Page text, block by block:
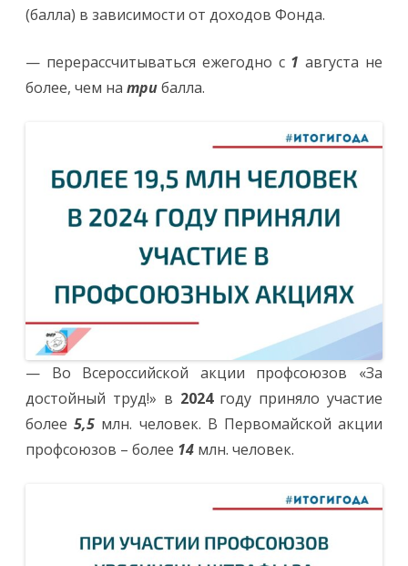
(балла) в зависимости от доходов Фонда.
— перерассчитываться ежегодно с 1 августа не
более, чем на трибалла.
— Во Всероссийской акции профсоюзов «За
достойный труд!» в 2024году приняло участие
более5,5 млн. человек. В Первомайской акции
профсоюзов – более 14 млн. человек.